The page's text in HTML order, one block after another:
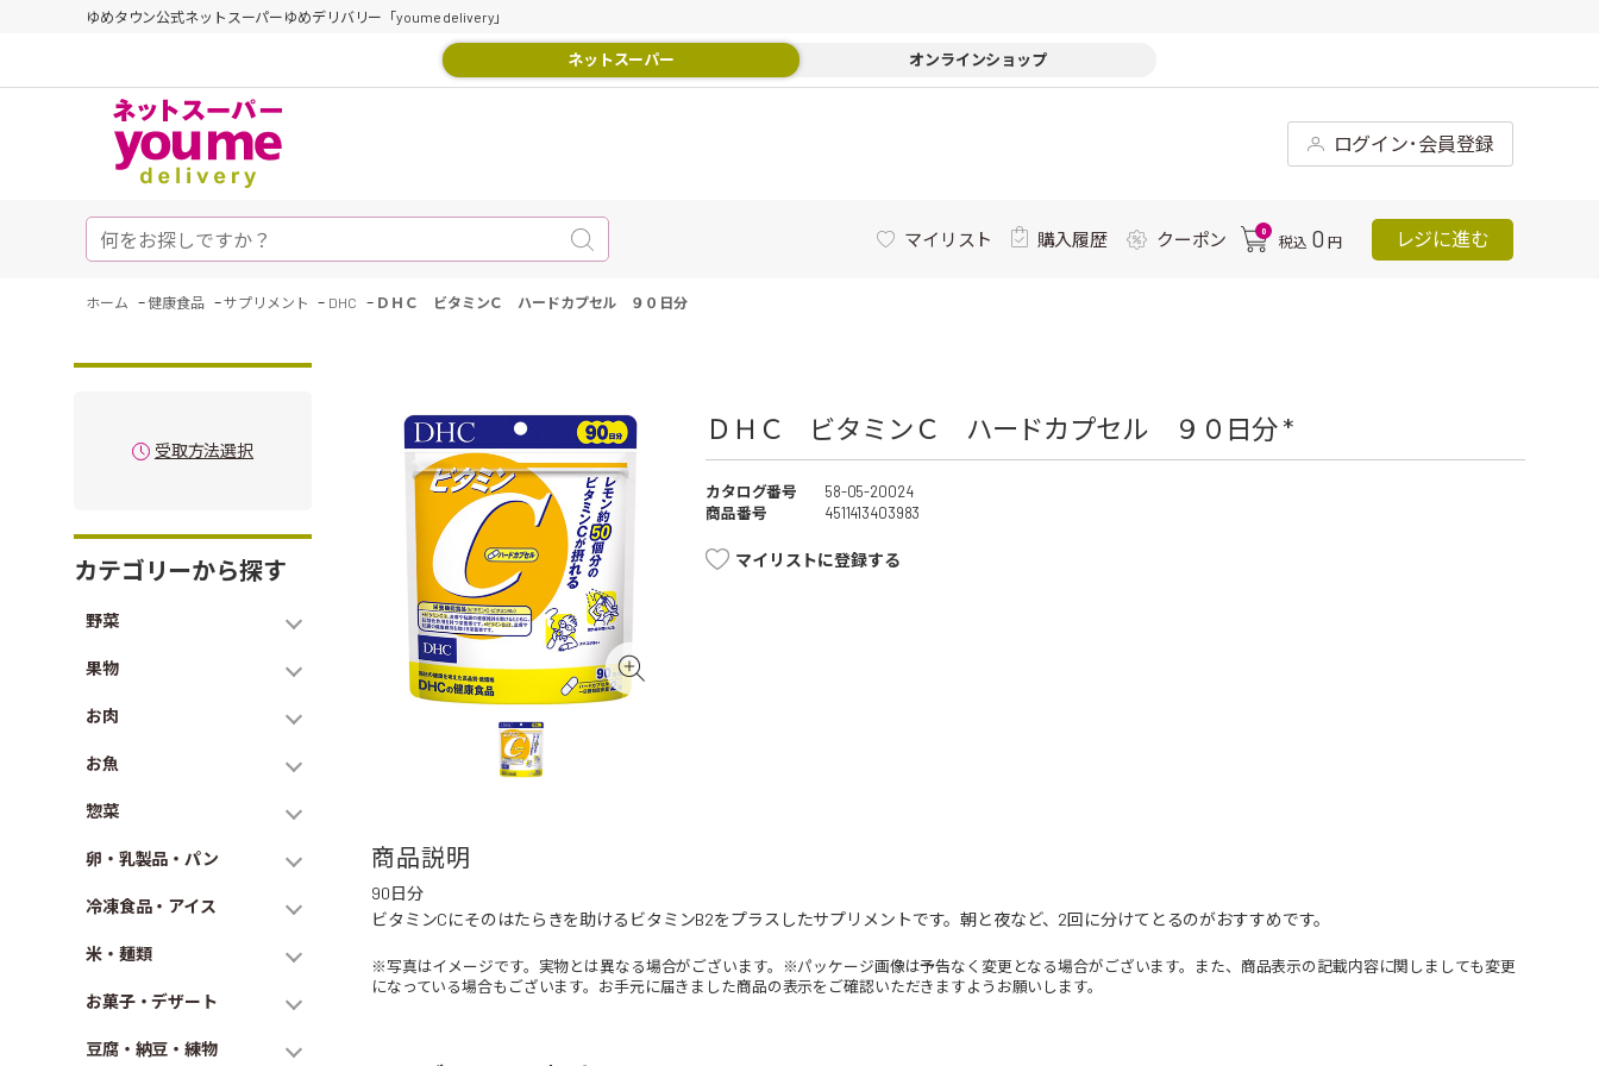
ゆめタウン公式ネットスーパーゆめデリバリー「youme delivery」
ネットスーパー オンラインショップ
ログイン･会員登録
マイリスト 購入履歴 クーポン 0
税込 0 円 レジに進む
ホーム -健康食品 -サプリメント - DHC - ＤＨＣ ビタミンＣ ハードカプセル ９０日分
受取方法選択
カテゴリーから探す
野菜
果物
お肉
お魚
惣菜
卵・乳製品・パン
冷凍食品・アイス
米・麺類
お菓子・デザート
豆腐・納豆・練物
ＤＨＣ ビタミンＣ ハードカプセル ９０日分 *
カタログ番号
58-05-20024
商品番号
4511413403983
マイリストに登録する
商品説明
90日分
ビタミンCにそのはたらきを助けるビタミンB2をプラスしたサプリメントです。朝と夜など、2回に分けてとるのがおすすめです。
※写真はイメージです。実物とは異なる場合がございます。※パッケージ画像は予告なく変更となる場合がございます。また、商品表示の記載内容に関しましても変更
になっている場合もございます。お手元に届きました商品の表示をご確認いただきますようお願いします。